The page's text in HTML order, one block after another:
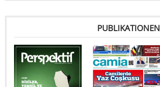
PUBLIKATIONEN